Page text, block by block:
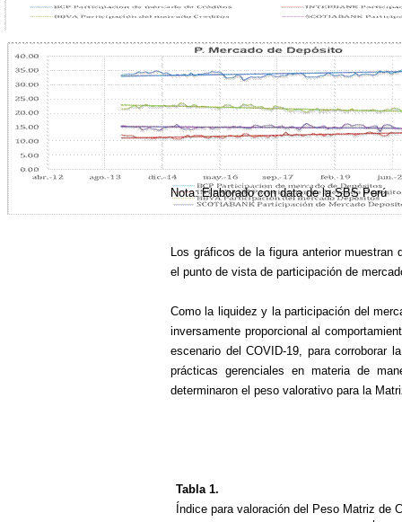
Nota: Elaborado con data de la SBS Perú
Los gráficos de la figura anterior
el punto de vista de participación de
Como la liquidez y la participación del
inversamente proporcional al
escenario del COVID-19, para corroborar
prácticas gerenciales en materia de
determinaron el peso valorativo para la
Tabla 1.
Índice para valoración del Peso Matriz de